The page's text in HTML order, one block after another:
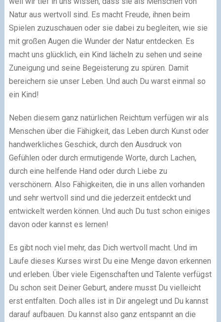
Natur aus wertvoll sind. Es macht Freude, ihnen beim
Spielen zuzuschauen oder sie dabei zu begleiten, wie sie
mit großen Augen die Wunder der Natur entdecken. Es
macht uns glücklich, ein Kind lächeln zu sehen und seine
Zuneigung und seine Begeisterung zu spüren. Damit
bereichern sie unser Leben. Und auch Du warst einmal so
ein Kind!
Neben diesem ganz natürlichen Reichtum verfügen wir als
Menschen über die Fähigkeit, das Leben durch Kunst oder
handwerkliches Geschick, durch den Ausdruck von
Gefühlen oder durch ermutigende Worte, durch Lachen,
durch eine helfende Hand oder durch Liebe zu
verschönern. Also Fähigkeiten, die in uns allen vorhanden
und sehr wertvoll sind und die jederzeit entdeckt und
entwickelt werden können. Und auch Du tust schon einiges
davon oder kannst es lernen!
Es gibt noch viel mehr, das Dich wertvoll macht. Und im
Laufe dieses Kurses wirst Du eine Menge davon erkennen
und erleben. Über viele Eigenschaften und Talente verfügst
Du schon seit Deiner Geburt, andere musst Du vielleicht
erst entfalten. Doch alles ist in Dir angelegt und Du kannst
darauf aufbauen. Du kannst also ganz entspannt an die